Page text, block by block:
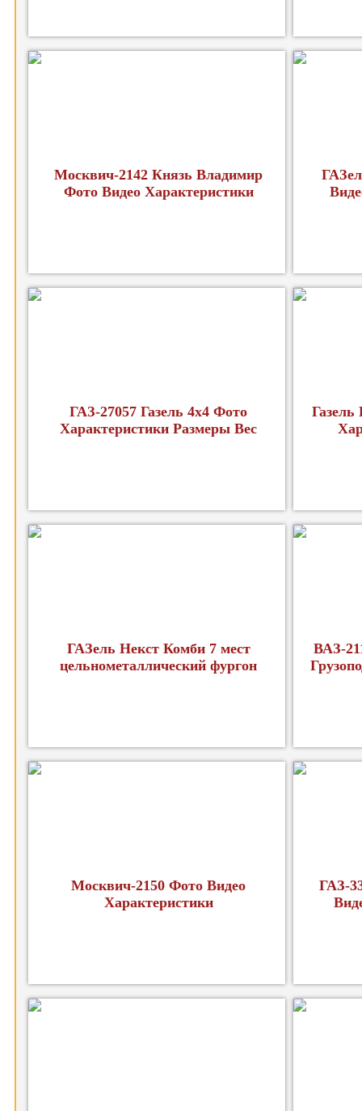
Москвич-2142 Князь Владимир
Фото Видео Характеристики
ГАЗ-27057 Газель 4x4 Фото
Характеристики Размеры Вес
ГАЗель Некст Комби 7 мест
цельнометаллический фургон
ВАЗ-
Москвич-2150 Фото Видео
Характеристики
ГАЗ-